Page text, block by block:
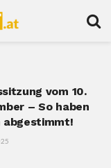
vom 10.
– So haben
abgestimmt!